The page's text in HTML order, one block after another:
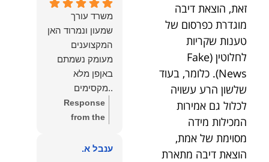
זאת, הוצאת דיבה
מוגדרת כפרסום של
טענות שקריות
לחלוטין (Fake
News). כלומר, בעוד
שלשון הרע עשויה
לכלול גם אמירות
המכילות מידה
מסוימת של אמת,
הוצאת דיבה מתארת
משרד עורך
שמעון ונמרוד האן
המקצוענים
מעומק נשמתם
באןפן מלא
..מקסימים
ונעימים אוזן
קשבת, ונונתנים
מלא ואמיתי..שפו
Response
from the
רבה על המילים
ענבל א.